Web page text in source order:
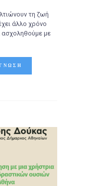
τη ζωή
άλλο χρόνο
ασχοληθούμε με